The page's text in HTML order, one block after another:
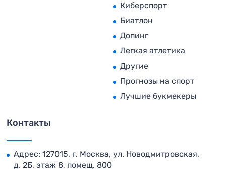
Киберспорт
Биатлон
Допинг
Легкая атлетика
Другие
Прогнозы на спорт
Лучшие букмекеры
Контакты
Адрес: 127015, г. Москва, ул. Новодмитровская,
д. 2Б, этаж 8, помещ. 800